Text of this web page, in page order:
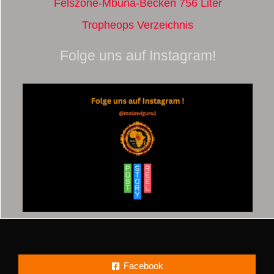
Felszone-Mbuna-Becken 756 Liter
Tropheops Verzeichnis
Folge uns auf Instagram!
Facebook